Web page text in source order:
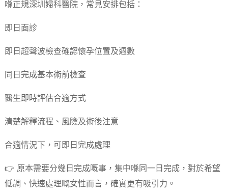
喺正規深圳婦科醫院，常見安排包括：
即日面診
即日超聲波檢查確認懷孕位置及週數
同日完成基本術前檢查
醫生即時評估合適方式
清楚解釋流程、風險及術後注意
合適情況下，可即日完成處理
👉 原本需要分幾日完成嘅事，集中喺同一日完成，對於希望
低調、快速處理嘅女性而言，確實更有吸引力。